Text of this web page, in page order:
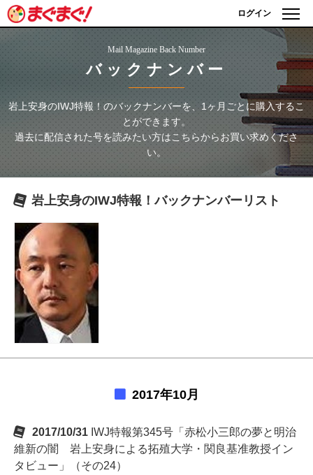
ログイン
Mail Magazine Back Number
バックナンバー
岩上安身のIWJ特報！ のバックナンバーを、1ヶ月ごとに購入するこ
とができます。
過去に配信された号を読みたい方はこちらからお買い求めくださ
い。
岩上安身のIWJ特報！バックナンバーリスト
2017年10月
2017/10/31 IWJ特報第345号「赤松小三郎の夢と明治
維新の闇 岩上安身による拓殖大学・関良基准教授イン
タビュー」（その24）